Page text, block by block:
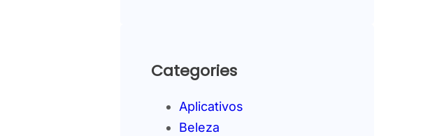
Categories
Aplicativos
Beleza